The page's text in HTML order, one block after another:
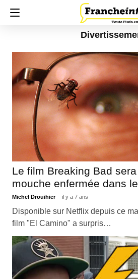
Le film Breaking Bad
mouche enfermée dans
Michel Drouihier il y a 7 ans
Disponible sur Netflix depuis ce
film "El Camino" a surpris…